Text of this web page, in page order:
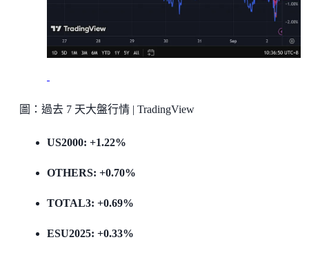
圖：過去 7 天大盤行情 | TradingView
US2000: +1.22%
OTHERS: +0.70%
TOTAL3: +0.69%
ESU2025: +0.33%